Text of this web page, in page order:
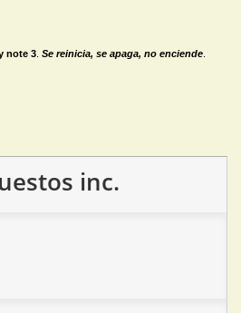
note 3 Se reinicia, se apaga, no enciende
inc.